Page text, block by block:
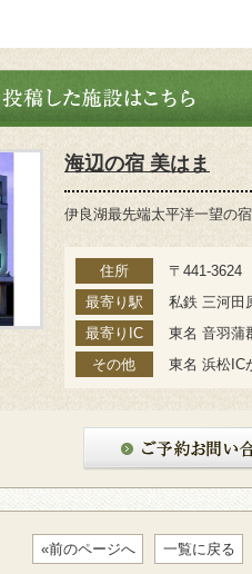
海辺の宿 美はま
伊良湖最先端太平洋一望の宿
住所
〒441-3624
最寄り駅
私鉄 三河田
最寄りIC
東名 音羽蒲
その他
東名 浜松IC
«前のページへ 一覧に戻る